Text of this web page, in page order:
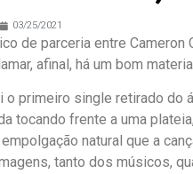
03/25/2021
de parceria entre
afinal, há um bom
o primeiro single retirado do
tocando frente a uma
natural que a
tanto dos músicos,